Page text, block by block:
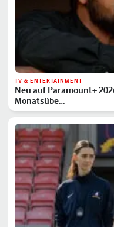
TV & ENTERTAINMENT
Neu auf Paramount+
Monatsübe…